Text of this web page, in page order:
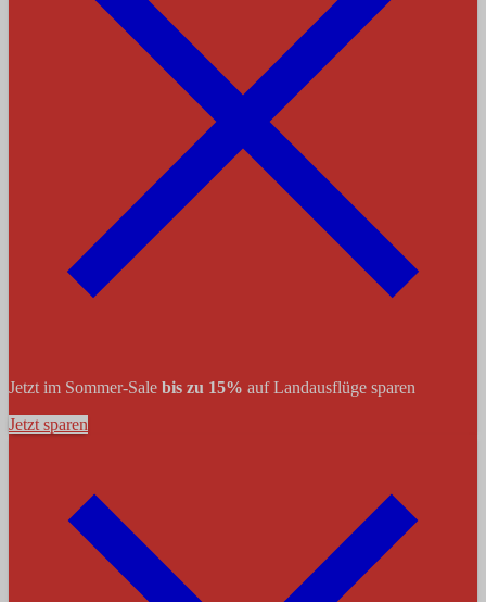
Jetzt im Sommer-Sale bis zu 15% auf Landausflüge sparen
Jetzt sparen